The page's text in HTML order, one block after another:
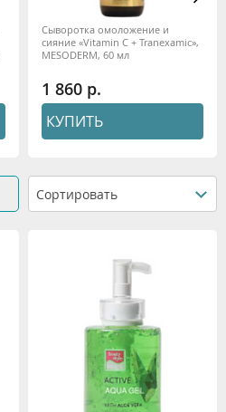
Сыворотка омоложение и
сияние «Vitamin C + Tranexamic»,
MESODERM, 60 мл
1 860
КУПИТЬ
Сортировать